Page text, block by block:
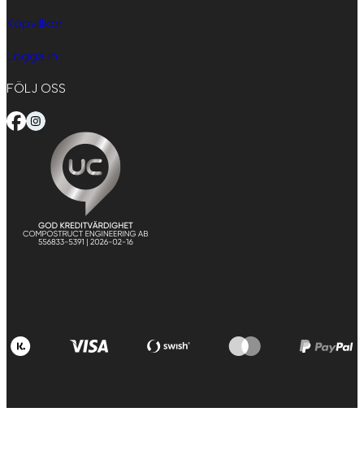
Köpvillkor
Logga in
FÖLJ OSS